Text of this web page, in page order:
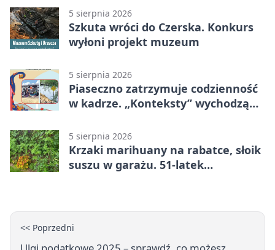
5 sierpnia 2026
Szkuta wróci do Czerska. Konkurs
wyłoni projekt muzeum
5 sierpnia 2026
Piaseczno zatrzymuje codzienność
w kadrze. „Konteksty” wychodzą
5 sierpnia 2026
Krzaki marihuany na rabatce, słoik
suszu w garażu. 51-latek
<< Poprzedni